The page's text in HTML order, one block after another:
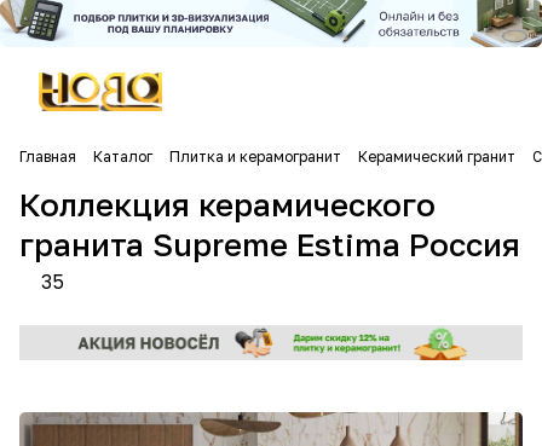
Главная Каталог Плитка и керамогранит Керамический гранит
Коллекция керамического
гранита Supreme Estima Россия
35